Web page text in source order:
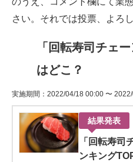
さい。それでは投票、よろ
「回転寿司チェ
はどこ？
実施期間：2022/04/18 00:00 〜
結果発表
「回転寿司
ンキング